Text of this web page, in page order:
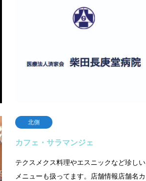
美乃本店は、老舗の婦人服オーダー店で
す。大切にしている哲学は、丁寧で真っ直
北側
カフェ・サラマンジェ
テクスメクス料理やエスニックなど珍しい
メニューも扱ってます。店舗情報店舗名カ